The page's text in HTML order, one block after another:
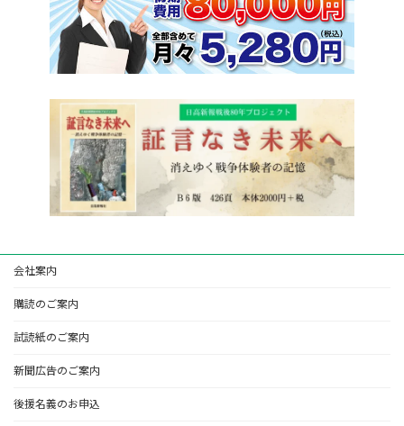
会社案内
購読のご案内
試読紙のご案内
新聞広告のご案内
後援名義のお申込